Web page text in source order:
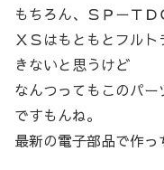
もちろん、ＳＰ－Ｔ
ＸＳはもともとフル
きないと思うけど
なんつってもこのパ
ですもんね。
最新の電子部品で作っ